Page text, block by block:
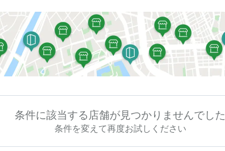
条件に該当する店舗が見つかりませんでした
条件を変えて再度お試しください